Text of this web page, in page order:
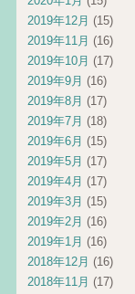
2019年12月 (15)
2019年11月 (16)
2019年10月 (17)
2019年9月 (16)
2019年8月 (17)
2019年7月 (18)
2019年6月 (15)
2019年5月 (17)
2019年4月 (17)
2019年3月 (15)
2019年2月 (16)
2019年1月 (16)
2018年12月 (16)
2018年11月 (17)